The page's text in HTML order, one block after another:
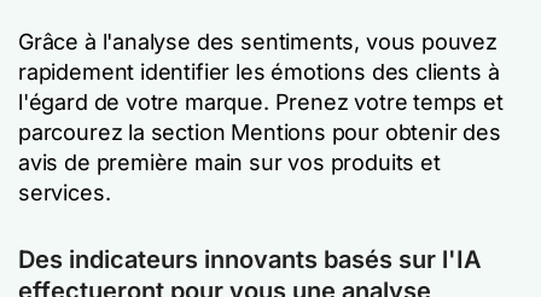
Grâce à l'analyse des sentiments, vous pouvez
rapidement identifier les émotions des clients à
l'égard de votre marque. Prenez votre temps et
parcourez la section Mentions pour obtenir des
avis de première main sur vos produits et
services.
Des indicateurs innovants basés sur l'IA
effectueront pour vous une analyse